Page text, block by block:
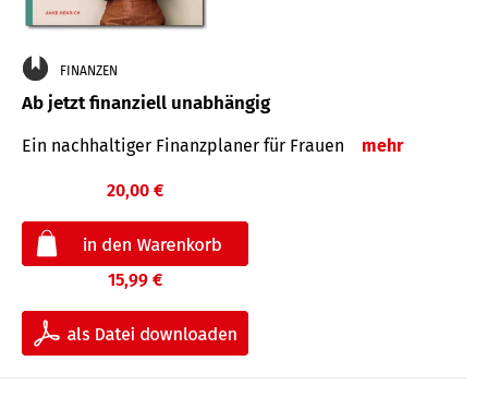
FINANZEN
Ab jetzt finanziell unabhängig
Ein nachhaltiger Finanzplaner für Frauen mehr
20,00 €
15,99 €